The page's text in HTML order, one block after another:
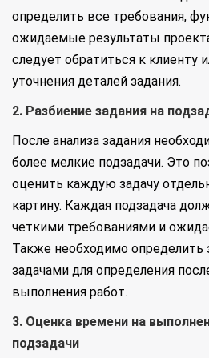
определить все требования,
ожидаемые результаты
следует обратиться к клиенту
уточнения деталей задания.
2. Разбиение задания на
После анализа задания
более мелкие подзадачи. Это
оценить каждую задачу
картину. Каждая подзадача
четкими требованиями и
Также необходимо
задачами для определения
выполнения работ.
3. Оценка времени на
подзадачи